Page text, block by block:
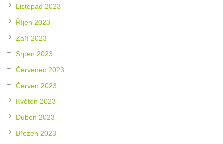
Listopad 2023
Říjen 2023
Září 2023
Srpen 2023
Červenec 2023
Červen 2023
Květen 2023
Duben 2023
Březen 2023